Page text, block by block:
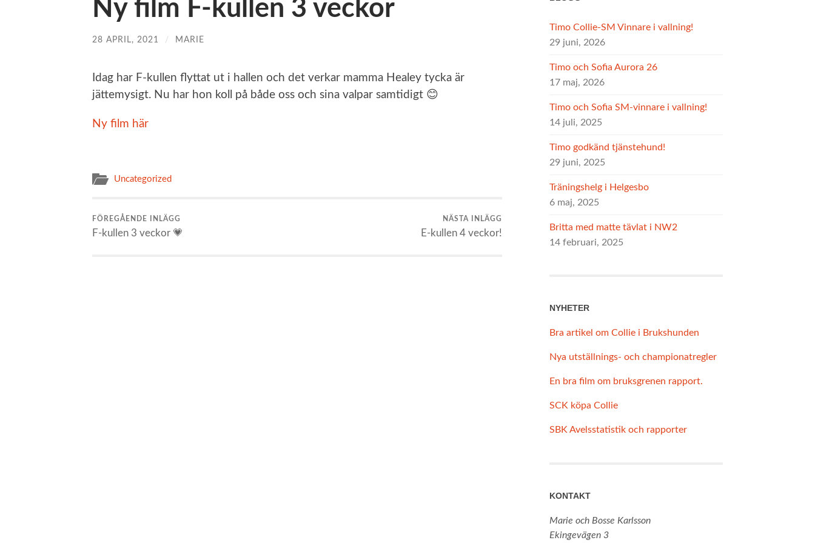
Ny film F-kullen 3 veckor
28 APRIL, 2021 / MARIE
Idag har F-kullen flyttat ut i hallen och det verkar mamma Healey tycka är
jättemysigt. Nu har hon koll på både oss och sina valpar samtidigt 😊
Ny film här
Uncategorized
FÖREGÅENDE INLÄGG
F-kullen 3 veckor 💗
NÄSTA INLÄGG
E-kullen 4 veckor!
Timo Collie-SM Vinnare i vallning!
29 juni, 2026
Timo och Sofia Aurora 26
17 maj, 2026
Timo och Sofia SM-vinnare i vallning!
14 juli, 2025
Timo godkänd tjänstehund!
29 juni, 2025
Träningshelg i Helgesbo
6 maj, 2025
Britta med matte tävlat i NW2
14 februari, 2025
NYHETER
Bra artikel om Collie i Brukshunden
Nya utställnings- och championatregler
En bra film om bruksgrenen rapport.
SCK köpa Collie
SBK Avelsstatistik och rapporter
KONTAKT
Marie och Bosse Karlsson
Ekingevägen 3